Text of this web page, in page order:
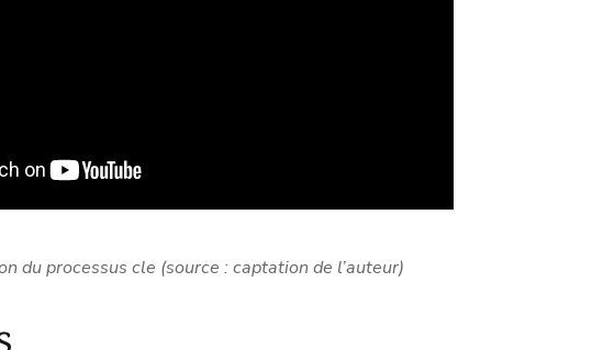
du processus cle (source : captation de l’auteur)